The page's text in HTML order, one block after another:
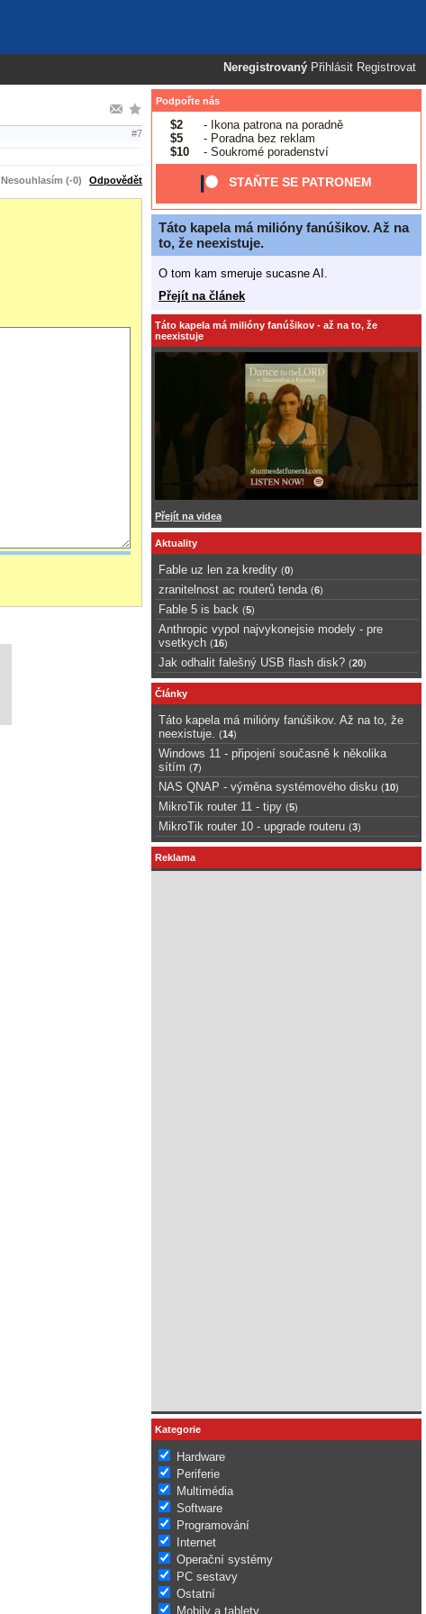
Neregistrovaný Přihlásit Registrovat
#7
Nesouhlasím (-0) Odpovědět
Podpořte nás
$2
- Ikona patrona na poradně
$5
- Poradna bez reklam
$10
- Soukromé poradenství
STAŇTE SE PATRONEM
Táto kapela má milióny fanúšikov. Až na
to, že neexistuje.
O tom kam smeruje sucasne AI.
Přejít na článek
Táto kapela má milióny fanúšikov - až na to, že
neexistuje
Přejít na videa
Aktuality
Fable uz len za kredity (0)
zranitelnost ac routerů tenda (6)
Fable 5 is back (5)
Anthropic vypol najvykonejsie modely - pre
vsetkych (16)
Jak odhalit falešný USB flash disk? (20)
Články
Táto kapela má milióny fanúšikov. Až na to, že
neexistuje.
(14)
Windows 11 - připojení současně k několika
sítím (7)
NAS QNAP - výměna systémového disku (10)
MikroTik router 11 - tipy (5)
MikroTik router 10 - upgrade routeru (3)
Reklama
Kategorie
Hardware
Periferie
Multimédia
Software
Programování
Internet
Operační systémy
PC sestavy
Ostatní
Mobily a tablety